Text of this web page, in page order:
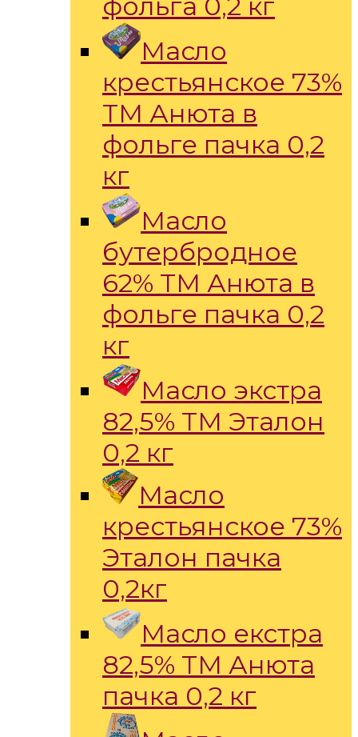
Масло
крестьянское 73%
ТМ Анюта в
фольге пачка 0,2
кг
Масло
бутербродное
62% ТМ Анюта в
фольге пачка 0,2
кг
Масло экстра
82,5% ТМ Эталон
0,2 кг
Масло
крестьянское 73%
Эталон пачка
0,2кг
Масло екстра
82,5% ТМ Анюта
пачка 0,2 кг